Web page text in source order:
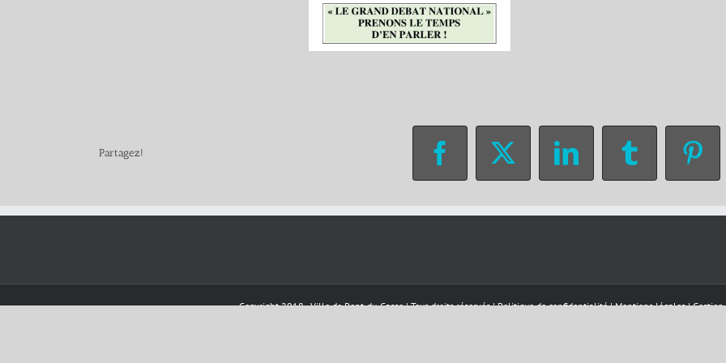
Partagez! Facebook
X LinkedInTumblr
Copyright 2018 - Ville de Pont-du-Casse | Tous droits réservés |Politique de confidentialité|Mentions légales|Gestion